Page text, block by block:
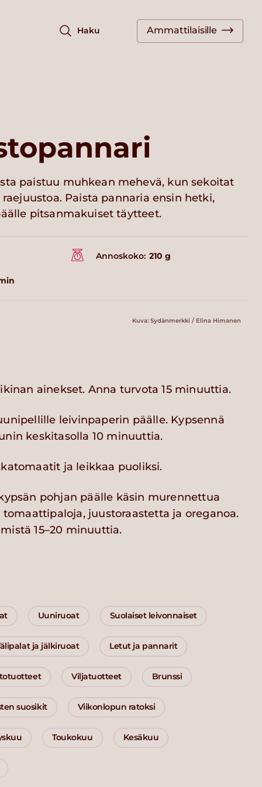
Haku Ammattilaisille
paistuu muhkean mehevä, kun sekoitat
Paista pannaria ensin hetki,
pitsanmakuiset täytteet.
Annoskoko: 210 g
Kuva: Sydänmerkki / Elina Himanen
ainekset. Anna turvota 15 minuuttia.
leivinpaperin päälle. Kypsennä
keskitasolla 10 minuuttia.
ja leikkaa puoliksi.
pohjan päälle käsin murennettua
juustoraastetta ja oreganoa.
15–20 minuuttia.
Uuniruoat Suolaiset leivonnaiset
ja jälkiruoat Letut ja pannarit
Viljatuotteet Brunssi
suosikit Viikonlopun ratoksi
Toukokuu Kesäkuu